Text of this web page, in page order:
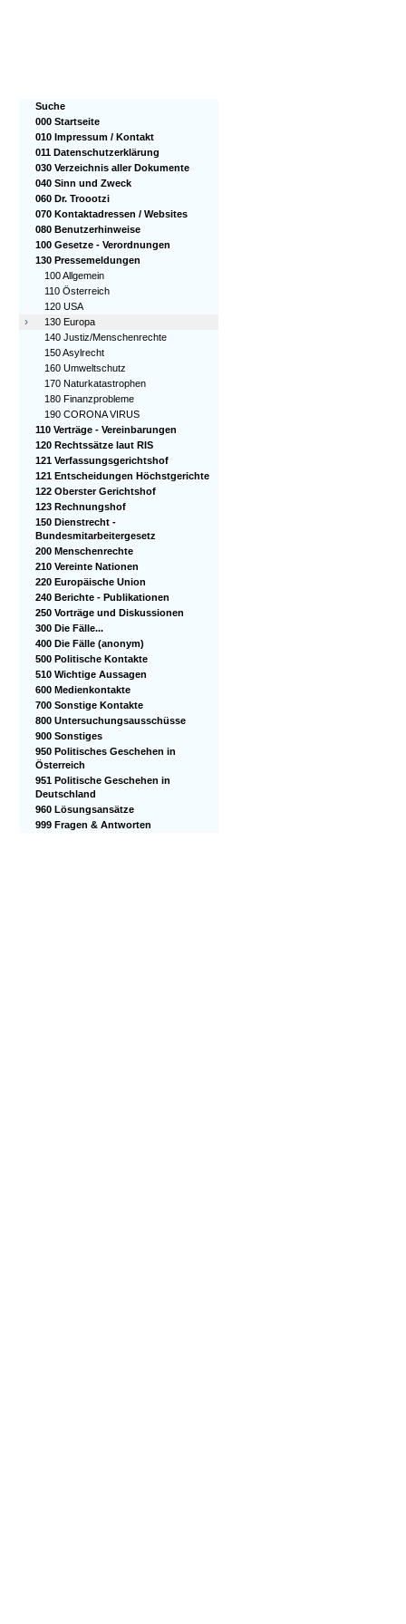
Suche
000 Startseite
010 Impressum / Kontakt
011 Datenschutzerklärung
030 Verzeichnis aller Dokumente
040 Sinn und Zweck
060 Dr. Troootzi
070 Kontaktadressen / Websites
080 Benutzerhinweise
100 Gesetze - Verordnungen
130 Pressemeldungen
100 Allgemein
110 Österreich
120 USA
›
130 Europa
140 Justiz/Menschenrechte
150 Asylrecht
160 Umweltschutz
170 Naturkatastrophen
180 Finanzprobleme
190 CORONA VIRUS
110 Verträge - Vereinbarungen
120 Rechtssätze laut RIS
121 Verfassungsgerichtshof
121 Entscheidungen Höchstgerichte
122 Oberster Gerichtshof
123 Rechnungshof
150 Dienstrecht -
Bundesmitarbeitergesetz
200 Menschenrechte
210 Vereinte Nationen
220 Europäische Union
240 Berichte - Publikationen
250 Vorträge und Diskussionen
300 Die Fälle...
400 Die Fälle (anonym)
500 Politische Kontakte
510 Wichtige Aussagen
600 Medienkontakte
700 Sonstige Kontakte
800 Untersuchungsausschüsse
900 Sonstiges
950 Politisches Geschehen in
Österreich
951 Politische Geschehen in
Deutschland
960 Lösungsansätze
999 Fragen & Antworten